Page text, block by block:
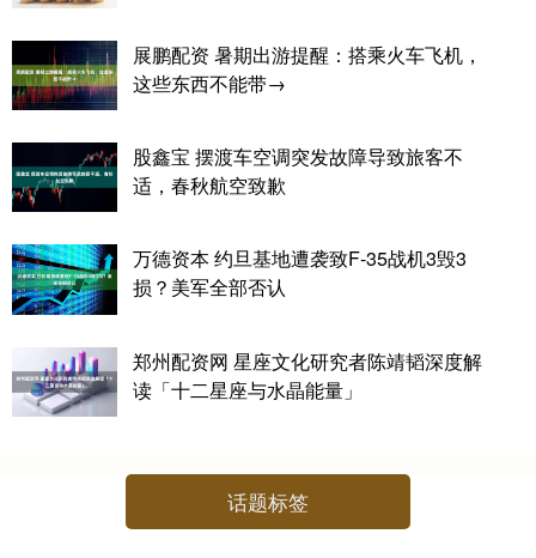
展鹏配资 暑期出游提醒：搭乘火车飞机，
这些东西不能带→
股鑫宝 摆渡车空调突发故障导致旅客不
适，春秋航空致歉
万德资本 约旦基地遭袭致F-35战机3毁3
损？美军全部否认
郑州配资网 星座文化研究者陈靖韬深度解
读「十二星座与水晶能量」
话题标签